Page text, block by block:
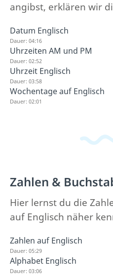
angibst, erklären wir
Datum Englisch
Dauer: 04:16
Uhrzeiten AM und PM
Dauer: 02:52
Uhrzeit Englisch
Dauer: 03:58
Wochentage auf Englisch
Dauer: 02:01
Zahlen &
Hier lernst du die
auf Englisch näher
Zahlen auf Englisch
Dauer: 05:29
Alphabet Englisch
Dauer: 03:06